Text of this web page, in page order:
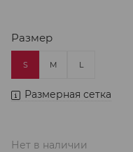
Размер
S M L
Размерная сетка
Нет в наличии